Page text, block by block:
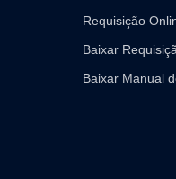
Requisição
Baixar
Baixar Manual